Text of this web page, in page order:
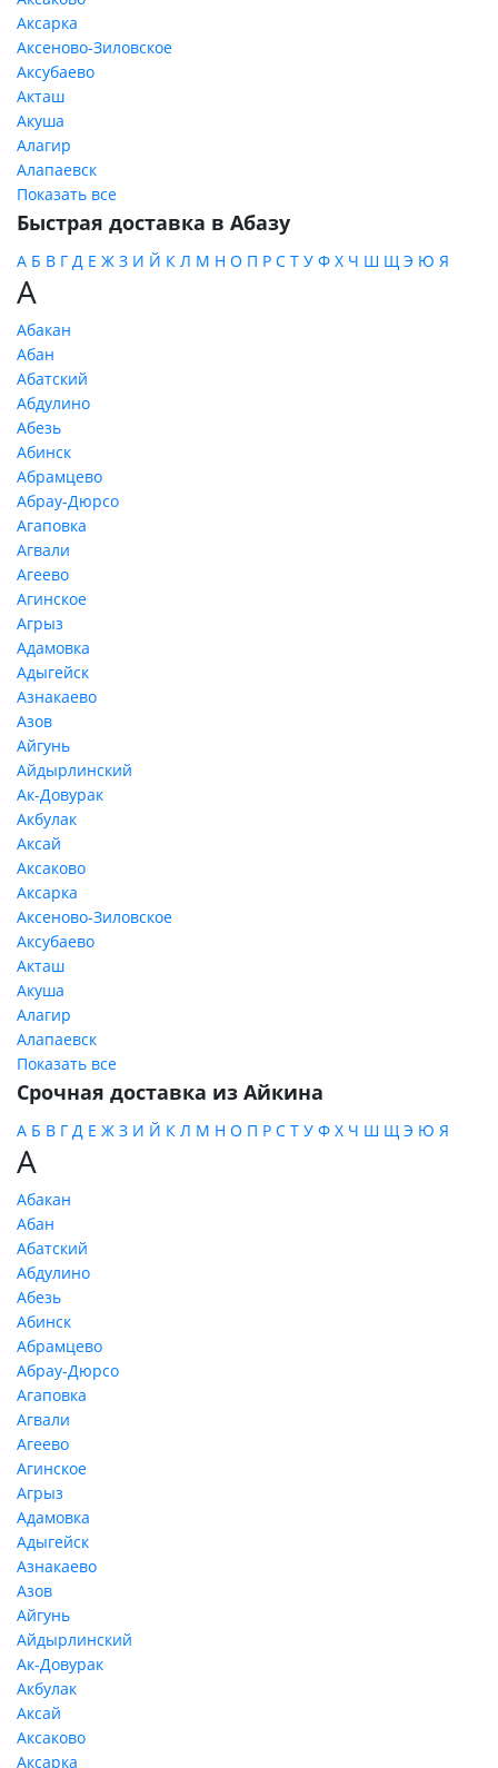
Аксарка
Аксеново-Зиловское
Аксубаево
Акташ
Акуша
Алагир
Алапаевск
Показать все
Быстрая доставка в Абазу
А Б В Г Д Е Ж З И Й К Л М Н О П Р С Т У Ф Х Ч Ш Щ Э Ю Я
А
Абакан
Абан
Абатский
Абдулино
Абезь
Абинск
Абрамцево
Абрау-Дюрсо
Агаповка
Агвали
Агеево
Агинское
Агрыз
Адамовка
Адыгейск
Азнакаево
Азов
Айгунь
Айдырлинский
Ак-Довурак
Акбулак
Аксай
Аксаково
Аксарка
Аксеново-Зиловское
Аксубаево
Акташ
Акуша
Алагир
Алапаевск
Показать все
Срочная доставка из Айкина
А Б В Г Д Е Ж З И Й К Л М Н О П Р С Т У Ф Х Ч Ш Щ Э Ю Я
А
Абакан
Абан
Абатский
Абдулино
Абезь
Абинск
Абрамцево
Абрау-Дюрсо
Агаповка
Агвали
Агеево
Агинское
Агрыз
Адамовка
Адыгейск
Азнакаево
Азов
Айгунь
Айдырлинский
Ак-Довурак
Акбулак
Аксай
Аксаково
Аксарка